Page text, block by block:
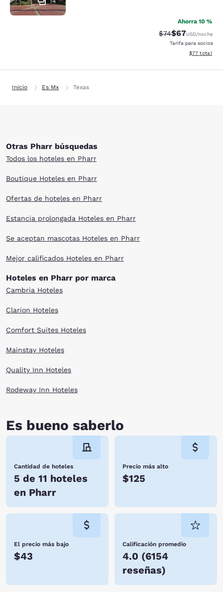
Ahorra 10 %
Precio tachado:
$74Precio con
$67USD/noche
Tarifa para socios
Ver detalles
$77 total
Inicio Es Mx Texas
Otras Pharr búsquedas
Todos los hoteles en Pharr
Boutique Hoteles en Pharr
Ofertas de hoteles en Pharr
Estancia prolongada Hoteles en Pharr
Se aceptan mascotas Hoteles en Pharr
Mejor calificados Hoteles en Pharr
Hoteles en Pharr por marca
Cambria Hoteles
Clarion Hoteles
Comfort Suites Hoteles
Mainstay Hoteles
Quality Inn Hoteles
Rodeway Inn Hoteles
Es bueno saberlo
Cantidad de hoteles
5 de 11 hoteles
en Pharr
Precio más alto
$125
El precio más bajo
$43
Calificación promedio
4.0 (6154
reseñas)